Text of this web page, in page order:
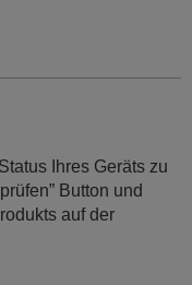
Ihres Geräts zu
Button und
auf der